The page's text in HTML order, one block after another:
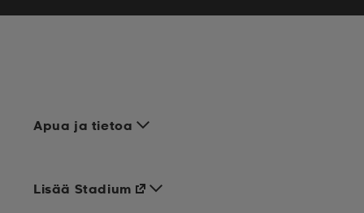
Apua ja tietoa
Lisää Stadium